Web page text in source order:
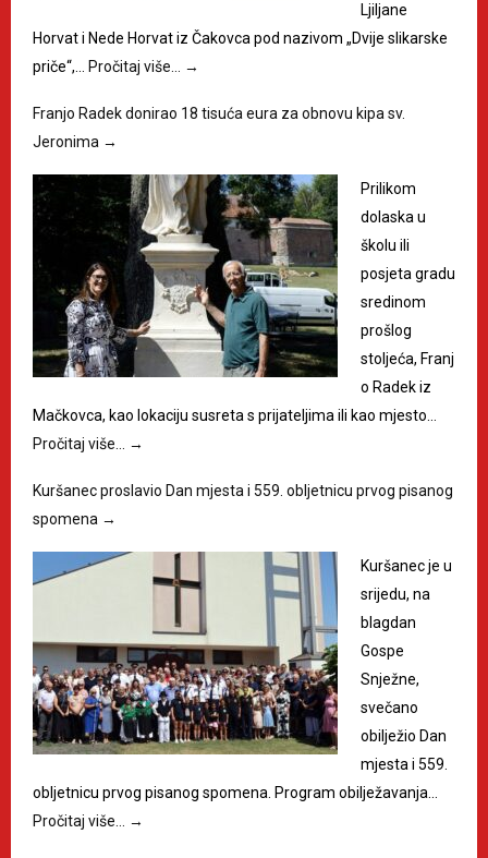
Ljiljane
Horvat i Nede Horvat iz Čakovca pod nazivom „Dvije slikarske
priče“,… Pročitaj više… →
Franjo Radek donirao 18 tisuća eura za obnovu kipa sv.
Jeronima →
Prilikom
dolaska u
školu ili
posjeta gradu
sredinom
prošlog
stoljeća, Franj
o Radek iz
Mačkovca, kao lokaciju susreta s prijateljima ili kao mjesto…
Pročitaj više… →
Kuršanec proslavio Dan mjesta i 559. obljetnicu prvog pisanog
spomena →
Kuršanec je u
srijedu, na
blagdan
Gospe
Snježne,
svečano
obilježio Dan
mjesta i 559.
obljetnicu prvog pisanog spomena. Program obilježavanja…
Pročitaj više… →